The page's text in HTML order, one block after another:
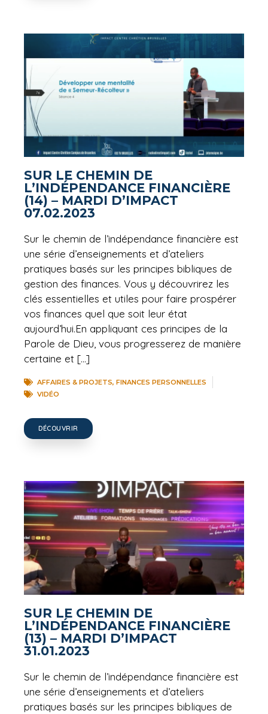
SUR LE CHEMIN DE
L’INDÉPENDANCE FINANCIÈRE
(14) – MARDI D’IMPACT
07.02.2023
Sur le chemin de l’indépendance financière est
une série d’enseignements et d’ateliers
pratiques basés sur les principes bibliques de
gestion des finances. Vous y découvrirez les
clés essentielles et utiles pour faire prospérer
vos finances quel que soit leur état
aujourd’hui.En appliquant ces principes de la
Parole de Dieu, vous progresserez de manière
certaine et […]
AFFAIRES & PROJETS, FINANCES PERSONNELLES
VIDÉO
DÉCOUVRIR
SUR LE CHEMIN DE
L’INDÉPENDANCE FINANCIÈRE
(13) – MARDI D’IMPACT
31.01.2023
Sur le chemin de l’indépendance financière est
une série d’enseignements et d’ateliers
pratiques basés sur les principes bibliques de